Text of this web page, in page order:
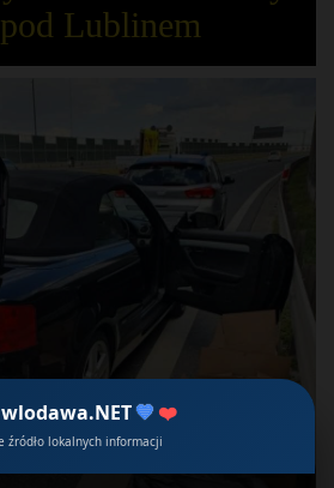
wlodawa.NET 💙❤️
źródło lokalnych informacji
Lublinem